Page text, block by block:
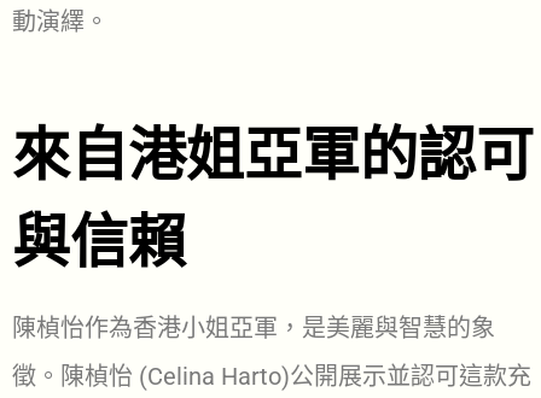
動演繹。
來自港姐亞軍的認可
與信賴
陳楨怡作為香港小姐亞軍，是美麗與智慧的象
徵。陳楨怡 (Celina Harto)公開展示並認可這款充